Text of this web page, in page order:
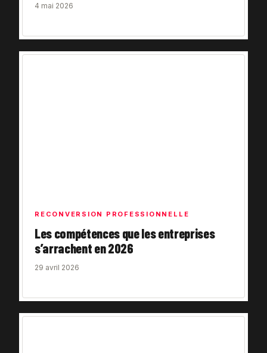
4 mai 2026
RECONVERSION PROFESSIONNELLE
Les compétences que les entreprises
s’arrachent en 2026
29 avril 2026